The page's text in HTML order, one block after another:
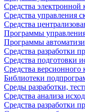
Средства
Средства управления
Средства
Программы
Программы
Средства разработки
Средства подготовки
Средства версионного
Библиотеки
Среды разработки,
Средства анализа
Средства разработки